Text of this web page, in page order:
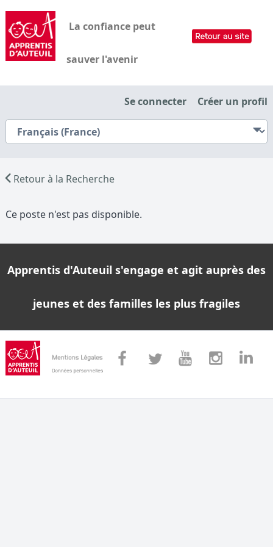
La confiance peut
sauver l'avenir
Se connecter Créer un profil
Retour à la Recherche
Ce poste n'est pas disponible.
Apprentis d'Auteuil s'engage et agit auprès des
jeunes et des familles les plus fragiles